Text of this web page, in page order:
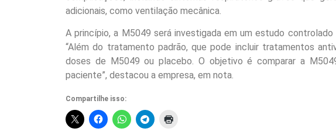
adicionais, como ventilação mecânica.
A princípio, a M5049 será investigada em um estudo
“Além do tratamento padrão, que pode incluir tratamentos
doses de M5049 ou placebo. O objetivo é comparar a
paciente”, destacou a empresa, em nota.
Compartilhe isso: